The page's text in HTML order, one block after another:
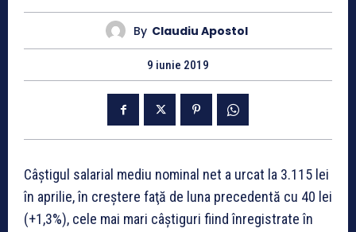
By Claudiu Apostol
9 iunie 2019
Câştigul salarial mediu nominal net a urcat la 3.115 lei
în aprilie, în creştere faţă de luna precedentă cu 40 lei
(+1,3%), cele mai mari câştiguri fiind înregistrate în